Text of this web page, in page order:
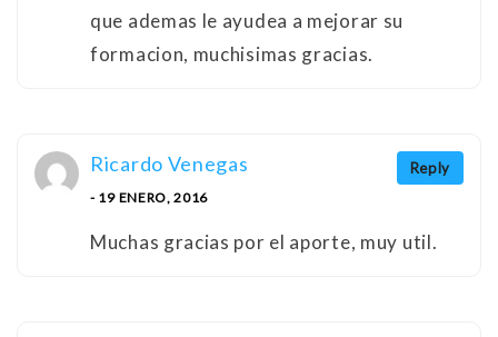
que ademas le ayudea a mejorar su
formacion, muchisimas gracias.
Reply
Ricardo Venegas
- 19 ENERO, 2016
Muchas gracias por el aporte, muy util.